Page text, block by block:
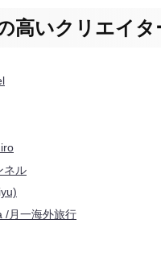
高いクリエイ
ネル
/月一海外旅行